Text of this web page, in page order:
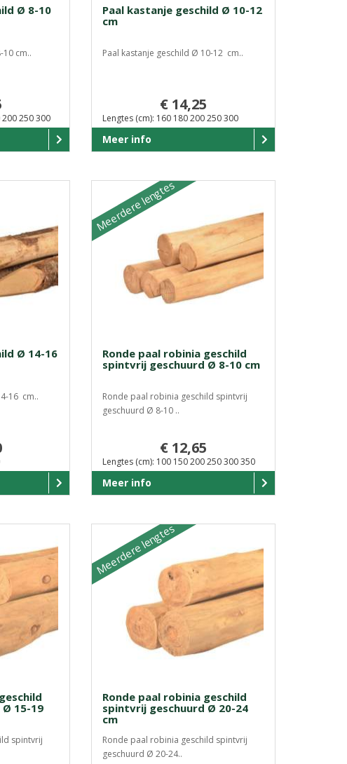
Ø 8-10
cm..
200 250 300
Paal kastanje geschild Ø 10-12
cm
Paal kastanje geschild Ø 10-12 cm..
€ 14,25
Lengtes (cm): 160 180 200 250 300
Meer info
Ø 14-16
16 cm..
Meerdere lengtes
Ronde paal robinia geschild
spintvrij geschuurd Ø 8-10 cm
Ronde paal robinia geschild spintvrij
geschuurd Ø 8-10 ..
€ 12,65
Lengtes (cm): 100 150 200 250 300 350
Meer info
15-19
spintvrij
Meerdere lengtes
Ronde paal robinia geschild
spintvrij geschuurd Ø 20-24
cm
Ronde paal robinia geschild spintvrij
geschuurd Ø 20-24..